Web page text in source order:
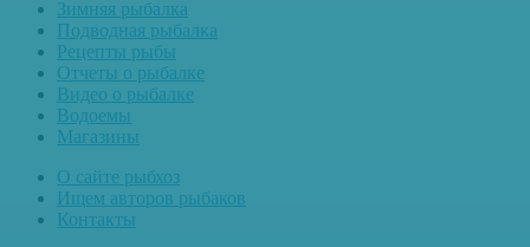
Зимняя рыбалка
Подводная рыбалка
Рецепты рыбы
Отчеты о рыбалке
Видео о рыбалке
Водоемы
Магазины
О сайте рыбхоз
Ищем авторов рыбаков
Контакты